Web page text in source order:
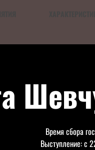
Время сбора
Выступление: с